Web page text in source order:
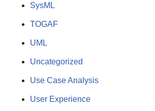
SysML
TOGAF
UML
Uncategorized
Use Case Analysis
User Experience